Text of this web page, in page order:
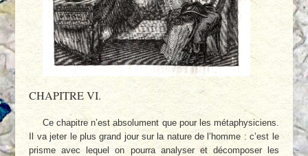
CHAPITRE VI.
Ce chapitre n’est absolument que pour les métaphysiciens.
Il va jeter le plus grand jour sur la nature de l’homme : c’est le
prisme avec lequel on pourra analyser et décomposer les